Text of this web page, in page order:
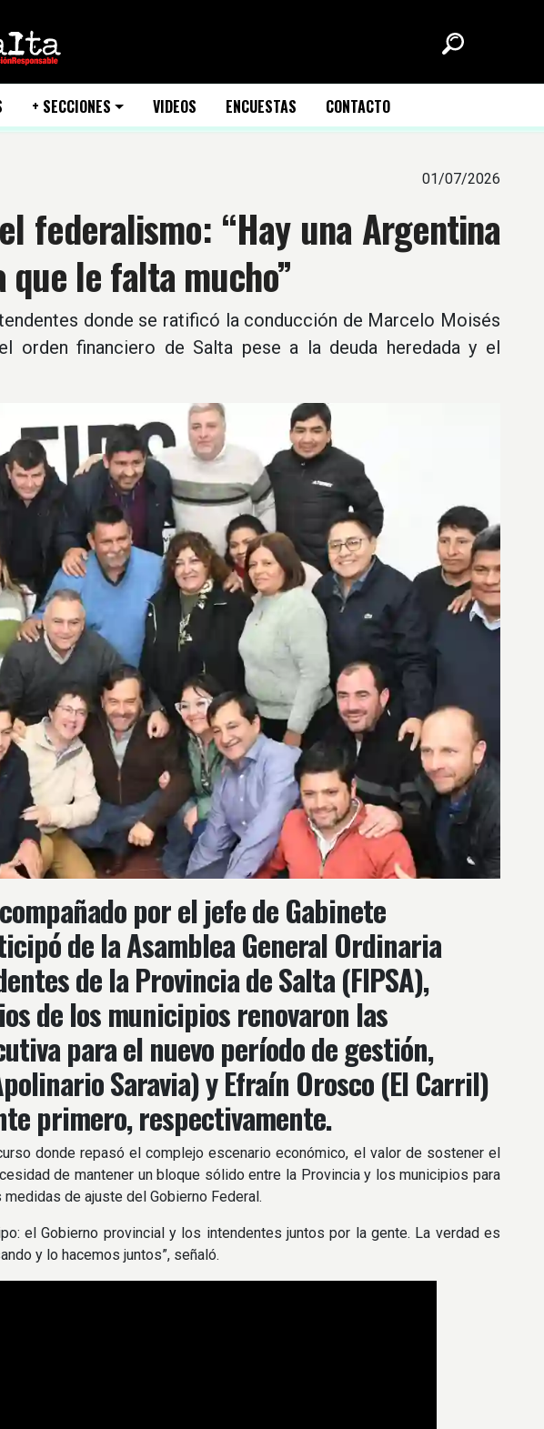
+ SECCIONES VIDEOS ENCUESTAS CONTACTO
01/07/2026
federalismo: “Hay una Argentina
le falta mucho”
donde se ratificó la conducción de Marcelo Moisés
orden financiero de Salta pese a la deuda heredada y el
por el jefe de Gabinete
de la Asamblea General Ordinaria
de la Provincia de Salta (FIPSA),
de los municipios renovaron las
para el nuevo período de gestión,
Saravia) y Efraín Orosco (El Carril)
primero, respectivamente.
donde repasó el complejo escenario económico, el valor de sostener el
de mantener un bloque sólido entre la Provincia y los municipios para
de ajuste del Gobierno Federal.
el Gobierno provincial y los intendentes juntos por la gente. La verdad es
y lo hacemos juntos”, señaló.